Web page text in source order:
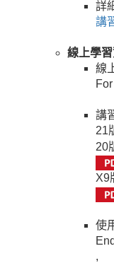
詳
講
線上學
線
講
21
20
X9
使
,